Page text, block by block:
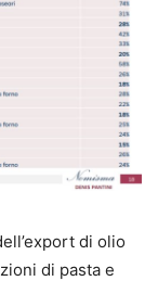
di olio
di pasta e